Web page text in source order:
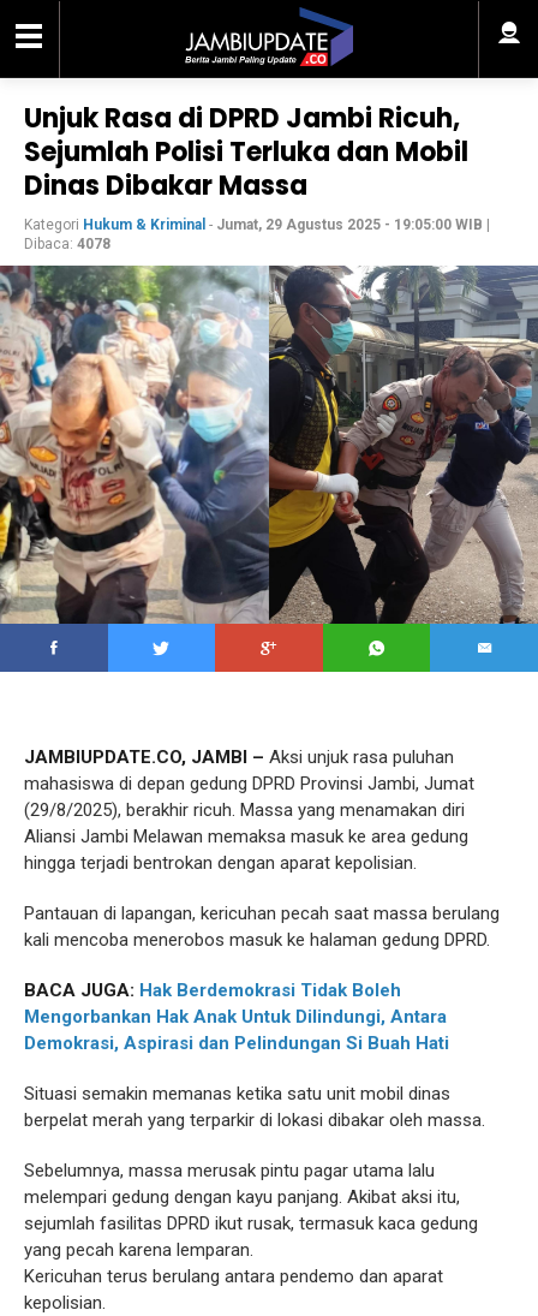
Unjuk Rasa di DPRD Jambi Ricuh,
Sejumlah Polisi Terluka dan Mobil
Dinas Dibakar Massa
Kategori Hukum & Kriminal - Jumat, 29 Agustus 2025 - 19:05:00 WIB
Dibaca: 4078
JAMBIUPDATE.CO, JAMBI – Aksi unjuk rasa puluhan
mahasiswa di depan gedung DPRD Provinsi Jambi, Jumat
(29/8/2025), berakhir ricuh. Massa yang menamakan diri
Aliansi Jambi Melawan memaksa masuk ke area gedung
hingga terjadi bentrokan dengan aparat kepolisian.
Pantauan di lapangan, kericuhan pecah saat massa berulang
kali mencoba menerobos masuk ke halaman gedung DPRD.
BACA JUGA: Hak Berdemokrasi Tidak Boleh
Mengorbankan Hak Anak Untuk Dilindungi, Antara
Demokrasi, Aspirasi dan Pelindungan Si Buah Hati
Situasi semakin memanas ketika satu unit mobil dinas
berpelat merah yang terparkir di lokasi dibakar oleh massa.
Sebelumnya, massa merusak pintu pagar utama lalu
melempari gedung dengan kayu panjang. Akibat aksi itu,
sejumlah fasilitas DPRD ikut rusak, termasuk kaca gedung
yang pecah karena lemparan.
Kericuhan terus berulang antara pendemo dan aparat
kepolisian.